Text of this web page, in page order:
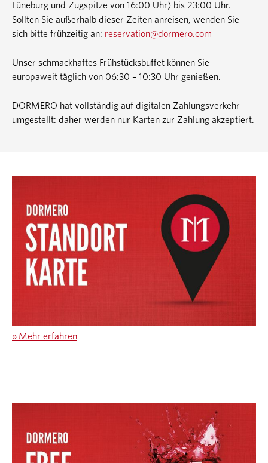
Lüneburg und Zugspitze von 16:00 Uhr) bis 23:00 Uhr.
Sollten Sie außerhalb dieser Zeiten anreisen, wenden Sie
sich bitte frühzeitig an: reservation@dormero.com
Unser schmackhaftes Frühstücksbuffet können Sie
europaweit täglich von 06:30 – 10:30 Uhr genießen.
DORMERO hat vollständig auf digitalen Zahlungsverkehr
umgestellt: daher werden nur Karten zur Zahlung akzeptiert.
» Mehr erfahren